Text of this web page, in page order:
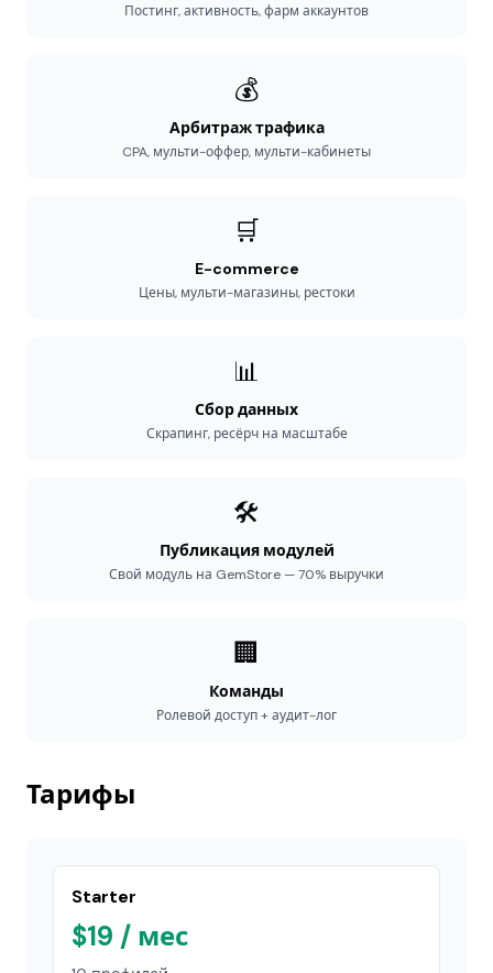
Постинг, активность, фарм аккаунтов
💰
Арбитраж трафика
CPA, мульти-оффер, мульти-кабинеты
🛒
E-commerce
Цены, мульти-магазины, рестоки
📊
Сбор данных
Скрапинг, ресёрч на масштабе
🛠️
Публикация модулей
Свой модуль на GemStore — 70% выручки
🏢
Команды
Ролевой доступ + аудит-лог
Тарифы
Starter
$19 / мес